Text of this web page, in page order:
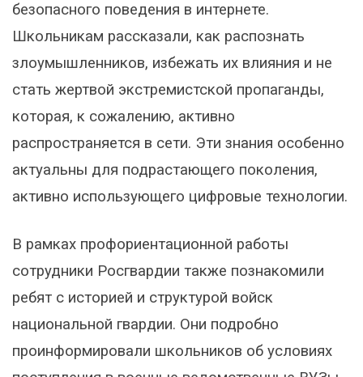
безопасного поведения в интернете.
Школьникам рассказали, как распознать
злоумышленников, избежать их влияния и не
стать жертвой экстремистской пропаганды,
которая, к сожалению, активно
распространяется в сети. Эти знания особенно
актуальны для подрастающего поколения,
активно использующего цифровые технологии.
В рамках профориентационной работы
сотрудники Росгвардии также познакомили
ребят с историей и структурой войск
национальной гвардии. Они подробно
проинформировали школьников об условиях